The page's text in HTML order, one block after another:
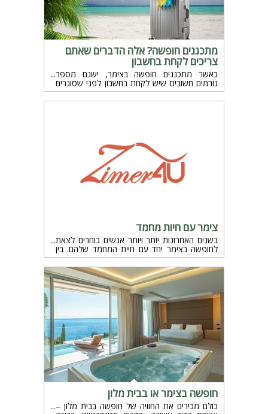
מתכננים חופשה? אלה הדברים שאתם
צריכים לקחת בחשבון
כאשר מתכננים חופשה בצימר, ישנם מספר
גורמים חשובים שיש לקחת בחשבון לפני שסוגרים
את החופשה. הנה כמה דברים שכדאי לזכור כדי
להבטיח שהשהייה שלכם בצימר תהיה מהנה
צימר עם חיות מחמד
בשנים האחרונות יותר ויותר אנשים בוחרים לצאת
לחופשה בצימר יחד עם חיית המחמד שלהם. בין
אם מדובר בכלב שובב או בחתול ביתי, התחושה
שחיית המחמד היא חלק מהמשפחה מלווה את
ההחלטה לא להשאיר אותה מאחור. צימר עם חיות
מחמד הוא פתרון שמעניק גם לנופשים וגם לחיה
עצמה חוויה רגועה ומהנה. אבל כדי שהחופשה
באמת תהיה מוצלחת, חשוב לדעת איך לבחור את
המקום הנכון ולמה לשים לב עוד לפני שמזמינים.
חופשה בצימר או בבית מלון
כולם מכירים את החוויה של חופשה בבית מלון –